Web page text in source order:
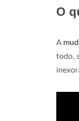
O
A
todo,